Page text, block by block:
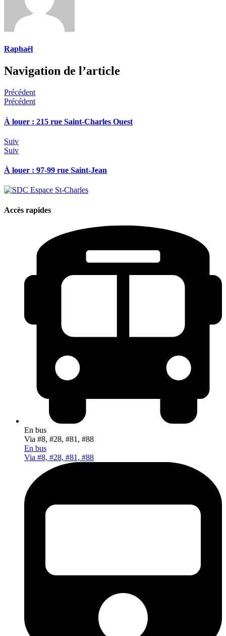
Raphaël
Navigation de l’article
Précédent
Précédent
À louer : 215 rue Saint-Charles Ouest
Suiv
Suiv
À louer : 97-99 rue Saint-Jean
Accès rapides
En bus
Via #8, #28, #81, #88
En bus
Via #8, #28, #81, #88